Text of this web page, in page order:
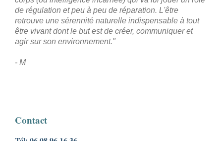
de régulation et peu à peu de réparation. L'être
retrouve une sérennité naturelle indispensable à tout
être vivant dont le but est de créer, communiquer et
agir sur son environnement."
- M
Contact